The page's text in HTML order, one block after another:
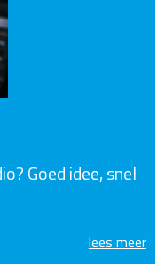
Goed idee, snel
lees meer